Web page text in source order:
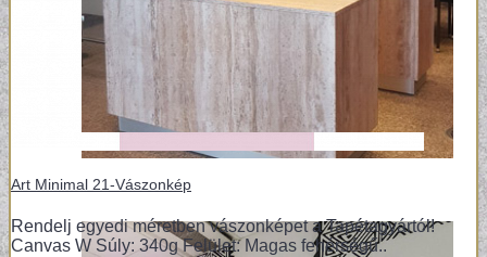
Art Minimal 21-Vászonkép
Rendelj egyedi méretben vászonképet a Tapétagyártól!
Canvas W Súly: 340g Felület: Magas fehérségű..